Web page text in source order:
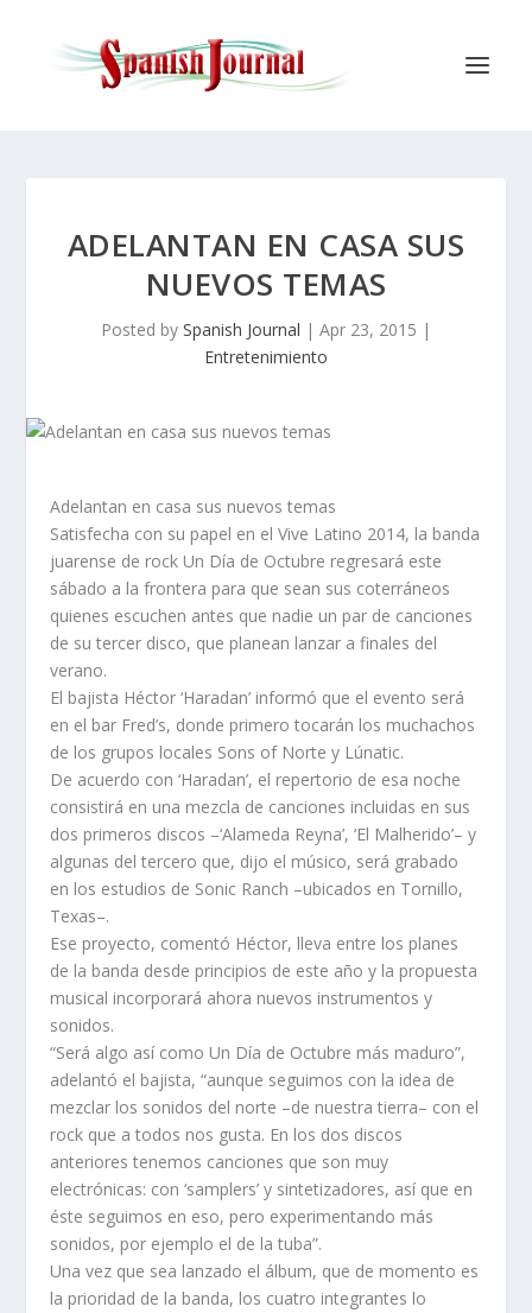
ADELANTAN EN CASA SUS
NUEVOS TEMAS
Posted by Spanish Journal | Apr 23, 2015 |
Entretenimiento
Adelantan en casa sus nuevos temas
Satisfecha con su papel en el Vive Latino 2014, la banda
juarense de rock Un Día de Octubre regresará este
sábado a la frontera para que sean sus coterráneos
quienes escuchen antes que nadie un par de canciones
de su tercer disco, que planean lanzar a finales del
verano.
El bajista Héctor ‘Haradan’ informó que el evento será
en el bar Fred’s, donde primero tocarán los muchachos
de los grupos locales Sons of Norte y Lúnatic.
De acuerdo con ‘Haradan’, el repertorio de esa noche
consistirá en una mezcla de canciones incluidas en sus
dos primeros discos –‘Alameda Reyna’, ‘El Malherido’– y
algunas del tercero que, dijo el músico, será grabado
en los estudios de Sonic Ranch –ubicados en Tornillo,
Texas–.
Ese proyecto, comentó Héctor, lleva entre los planes
de la banda desde principios de este año y la propuesta
musical incorporará ahora nuevos instrumentos y
sonidos.
“Será algo así como Un Día de Octubre más maduro”,
adelantó el bajista, “aunque seguimos con la idea de
mezclar los sonidos del norte –de nuestra tierra– con el
rock que a todos nos gusta. En los dos discos
anteriores tenemos canciones que son muy
electrónicas: con ‘samplers’ y sintetizadores, así que en
éste seguimos en eso, pero experimentando más
sonidos, por ejemplo el de la tuba”.
Una vez que sea lanzado el álbum, que de momento es
la prioridad de la banda, los cuatro integrantes lo